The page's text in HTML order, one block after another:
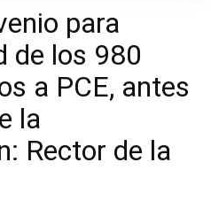
para
de los 980
a PCE, antes
la
Rector de la